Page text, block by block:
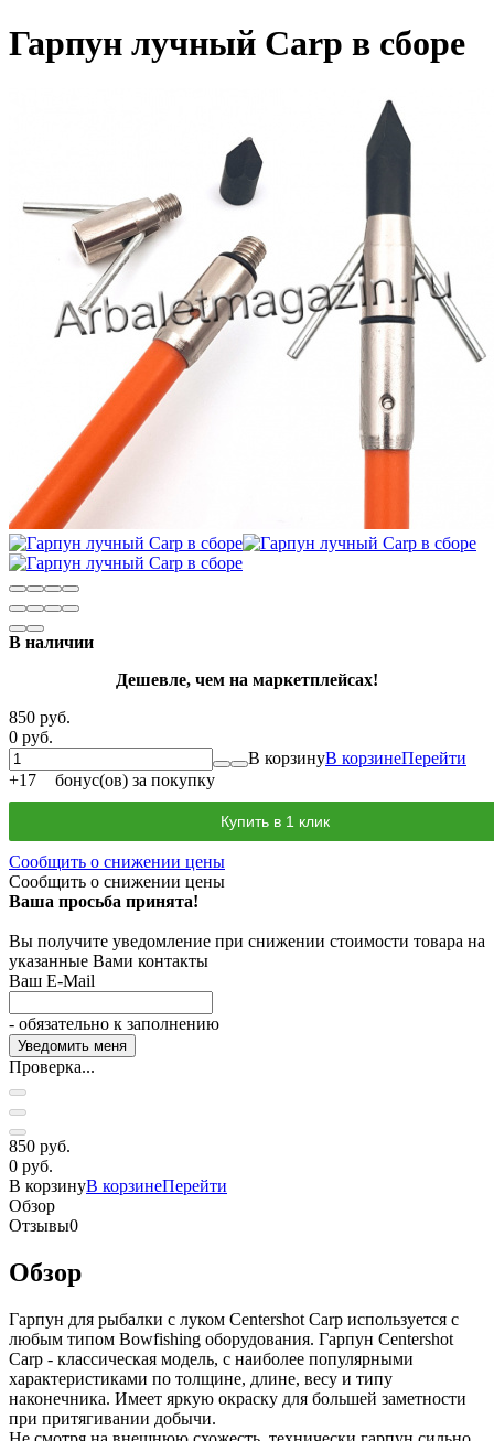
Гарпун лучный Carp в сборе
В наличии
Дешевле, чем на маркетплейсах!
850 руб.
0 руб.
В корзинуВ корзинеПерейти
+17 бонус(ов) за покупку
Купить в 1 клик
Сообщить о снижении цены
Сообщить о снижении цены
Ваша просьба принята!
Вы получите уведомление при снижении стоимости товара на
указанные Вами контакты
Ваш E-Mail
- обязательно к заполнению
Проверка...
850 руб.
0 руб.
В корзинуВ корзинеПерейти
Обзор
Отзывы0
Обзор
Гарпун для рыбалки с луком Centershot Carp используется с
любым типом Bowfishing оборудования. Гарпун Centershot
Carp - классическая модель, с наиболее популярными
характеристиками по толщине, длине, весу и типу
наконечника. Имеет яркую окраску для большей заметности
при притягивании добычи.